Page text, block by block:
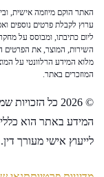
האתר הוקם מיוזמה אישית,
ערוץ לקבלת פרטים נוספים
ליום כתיבתו, ומבוסס על
השירות, המוצר, את הפרטים
מלוא המידע הרלוונטי על
המוזכרים באתר.
© 2026 כל הזכויות שמורות לאברהמי רוזן ושות'
המידע באתר הוא כללי
לייעוץ אישי מעורך דין.